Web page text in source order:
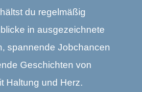
du regelmäßig
in ausgezeichnete
spannende Jobchancen
Geschichten von
Haltung und Herz.